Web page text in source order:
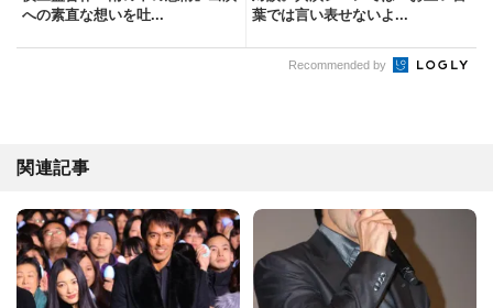
への素直な想いを吐...
葉では言い表せないよ...
Recommended by
関連記事